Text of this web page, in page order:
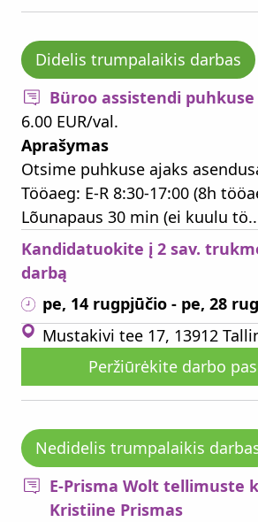
Didelis trumpalaikis darbas
Büroo assistendi
6.00 EUR/val.
Aprašymas
Otsime puhkuse ajaks
Tööaeg: E-R 8:30-17:00 (8h
Lõunapaus 30 min (ei kuulu
Kandidatuokite į 2 sav.
darbą
pe, 14 rugpjūčio - pe, 28
Mustakivi tee 17, 13912
Peržiūrėkite darbo
Nedidelis trumpalaikis
E-Prisma Wolt tellimuste
Kristiine Prismas